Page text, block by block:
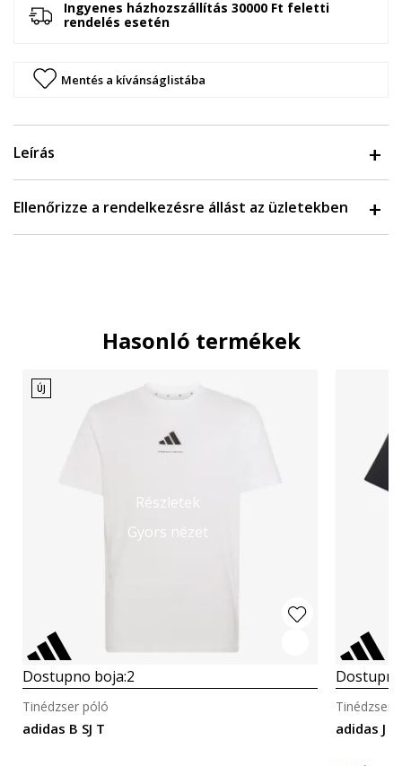
Ingyenes házhozszállítás 30000 Ft feletti
rendelés esetén
Mentés a kívánságlistába
Leírás
Ellenőrizze a rendelkezésre állást az üzletekben
Hasonló termékek
Részletek
Gyors nézet
ÚJ
Dostupno boja:2
adidas B SJ T
Tinédzser póló
adidas J
Tinédzser